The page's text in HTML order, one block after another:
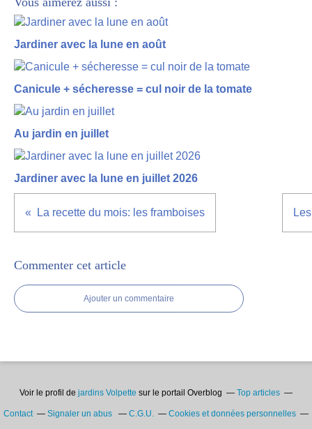
Jardiner avec la lune en août
Canicule + sécheresse = cul noir de la tomate
Au jardin en juillet
Jardiner avec la lune en juillet 2026
La recette du mois: les framboises
Commenter cet article
Ajouter un commentaire
Voir le profil de jardins Volpette sur le portail Overblog Top articles
Contact Signaler un abus C.G.U. Cookies et données personnelles